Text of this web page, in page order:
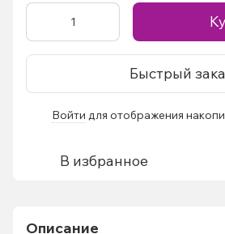
Быстрый
Войти для отображения
В избранное
Описание